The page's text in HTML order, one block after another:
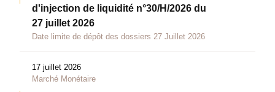
d'injection de liquidité n°30/H/2026 du
27 juillet 2026
Date limite de dépôt des dossiers 27 Juillet 2026
17 juillet 2026
Marché Monétaire